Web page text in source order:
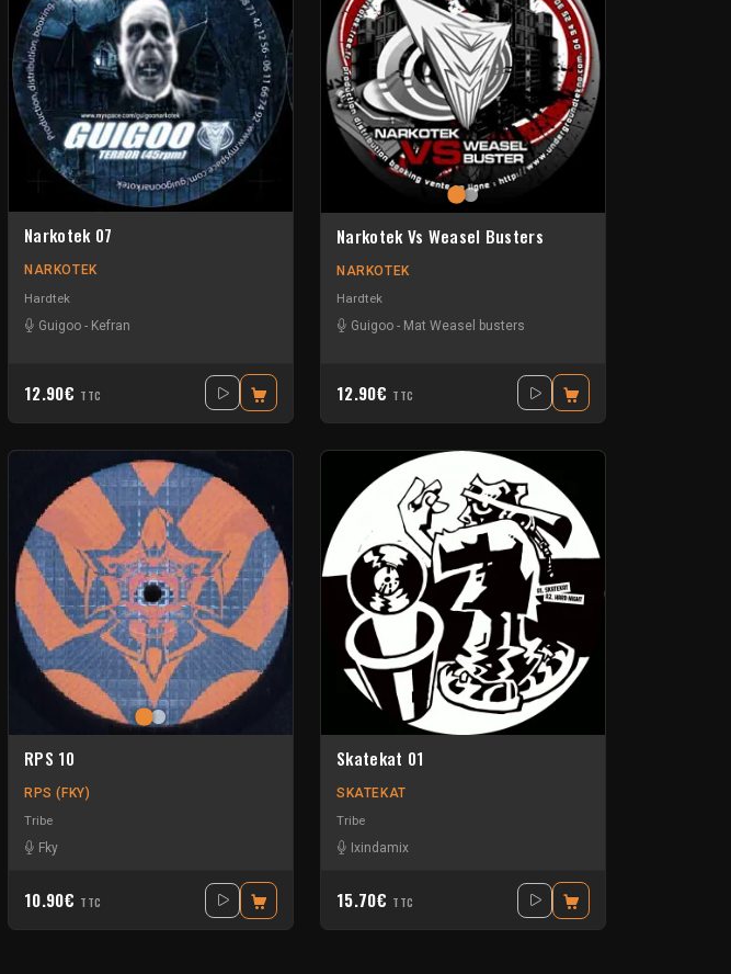
Narkotek 07
NARKOTEK
Hardtek
Guigoo - Kefran
12.90€ TTC
Narkotek Vs Weasel Busters
NARKOTEK
Hardtek
Guigoo - Mat Weasel busters
12.90€ TTC
RPS 10
RPS (FKY)
Tribe
Fky
10.90€ TTC
Skatekat 01
SKATEKAT
Tribe
Ixindamix
15.70€ TTC